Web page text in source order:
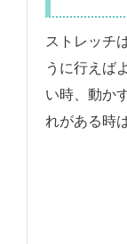
ストレッチ
うに行えば
い時、動か
れがある時